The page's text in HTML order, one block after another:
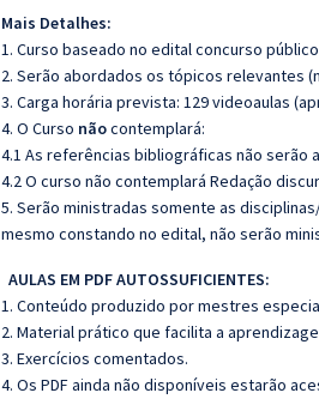
Mais Detalhes:
1. Curso baseado no edital concurso público
2. Serão abordados os tópicos relevantes
3. Carga horária prevista: 129 videoaulas
4. O Curso nãocontemplará:
4.1 As referências bibliográficas não
4.2 O curso não contemplará Redação
5. Serão ministradas somente as
mesmo constando no edital, não serão
AULAS EM PDF AUTOSSUFICIENTES:
1. Conteúdo produzido por mestres
2. Material prático que facilita a
3. Exercícios comentados.
4. Os PDF ainda não disponíveis estarão